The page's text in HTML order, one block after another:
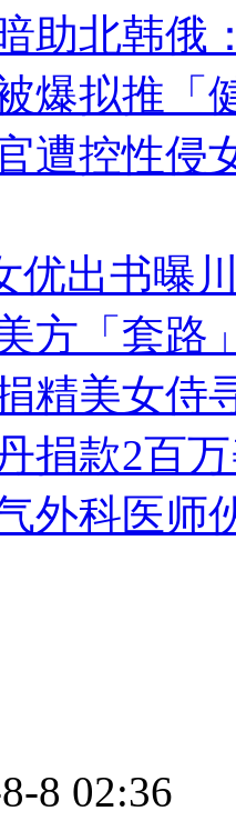
助北韩俄
爆拟推「
遭控性侵
优出书曝
方「套路
精美女侍
捐款2百
外科医师
8 02:36